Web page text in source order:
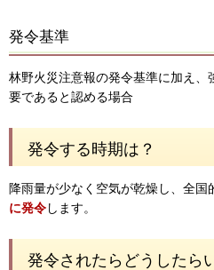
発令基準
林野火災注意報の発令基準に加え
要であると認める場合
発令する時期は？
降雨量が少なく空気が乾燥し、全国
に発令します。
発令されたらどうしたら